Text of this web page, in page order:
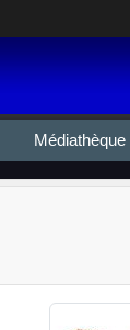
Médiathèque